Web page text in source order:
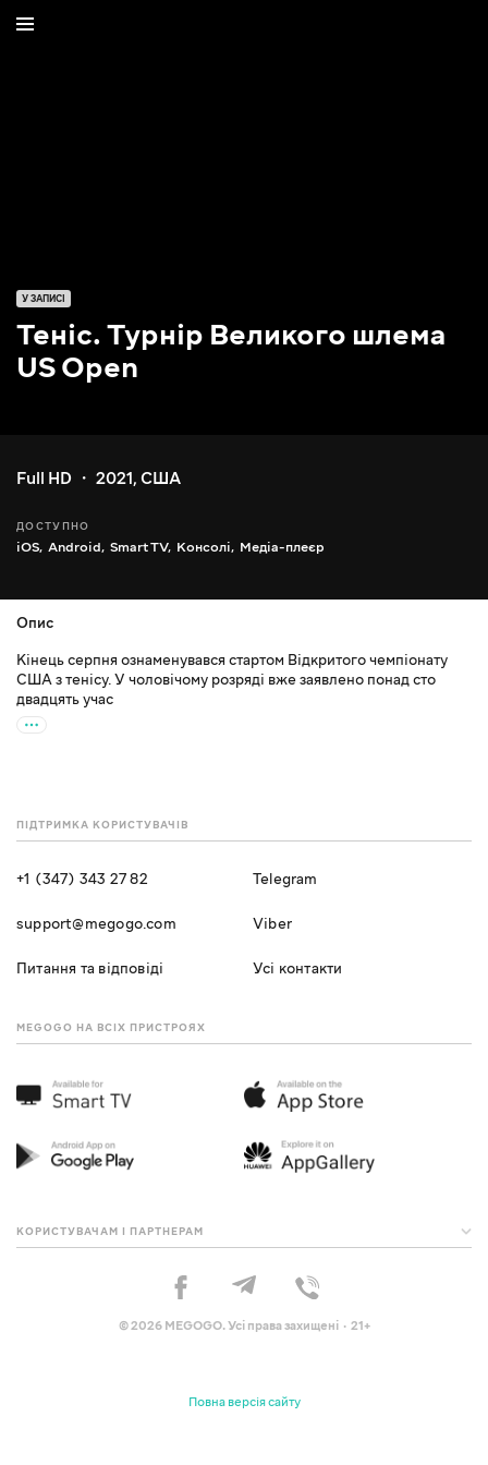
У ЗАПИСІ
Теніс. Турнір Великого шлема
US Open
Full HD 2021, США
ДОСТУПНО
iOS, Android, Smart TV, Консолі, Медіа-плеєр
Опис
Кінець серпня ознаменувався стартом Відкритого чемпіонату
США з тенісу. У чоловічому розряді вже заявлено понад сто
двадцять учас
ПІДТРИМКА КОРИСТУВАЧІВ
+1 (347) 343 27 82
support@megogo.com
Питання та відповіді
Telegram
Viber
Усі контакти
MEGOGO НА ВСІХ ПРИСТРОЯХ
КОРИСТУВАЧАМ І ПАРТНЕРАМ
© 2026 MEGOGO. Усі права захищені · 21+
Повна версія сайту